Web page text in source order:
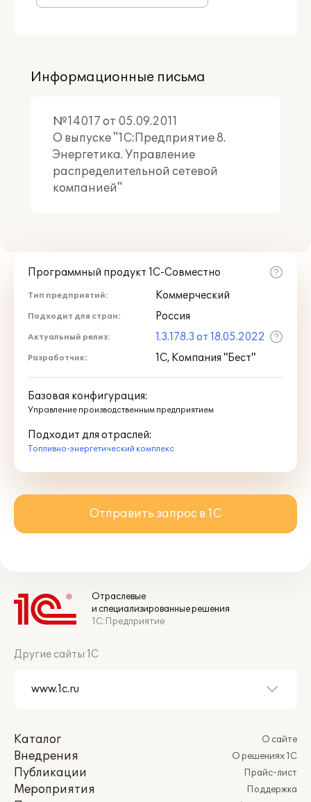
Информационные письма
№14017 от 05.09.2011
О выпуске "1С:Предприятие 8.
Энергетика. Управление
распределительной сетевой
компанией"
Программный продукт 1С-Совместно
Тип предприятий: Коммерческий
Подходит для стран: Россия
Актуальный релиз: 1.3.178.3 от 18.05.2022
Разработчик: 1С, Компания "Бест"
Базовая конфигурация:
Управление производственным предприятием
Подходит для отраслей:
Топливно-энергетический комплекс
Отправить запрос в 1С
Отраслевые
и специализированные решения
1С:Предприятие
Другие сайты 1С
Каталог
Внедрения
Публикации
Мероприятия
О сайте
О решениях 1С
Прайс-лист
Поддержка